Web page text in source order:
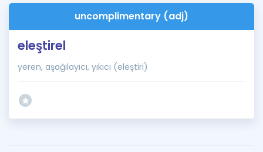
İngilizce Grameruncomplimentary (adj)
eleştirel
yeren, aşağılayıcı, yıkıcı (eleştiri)